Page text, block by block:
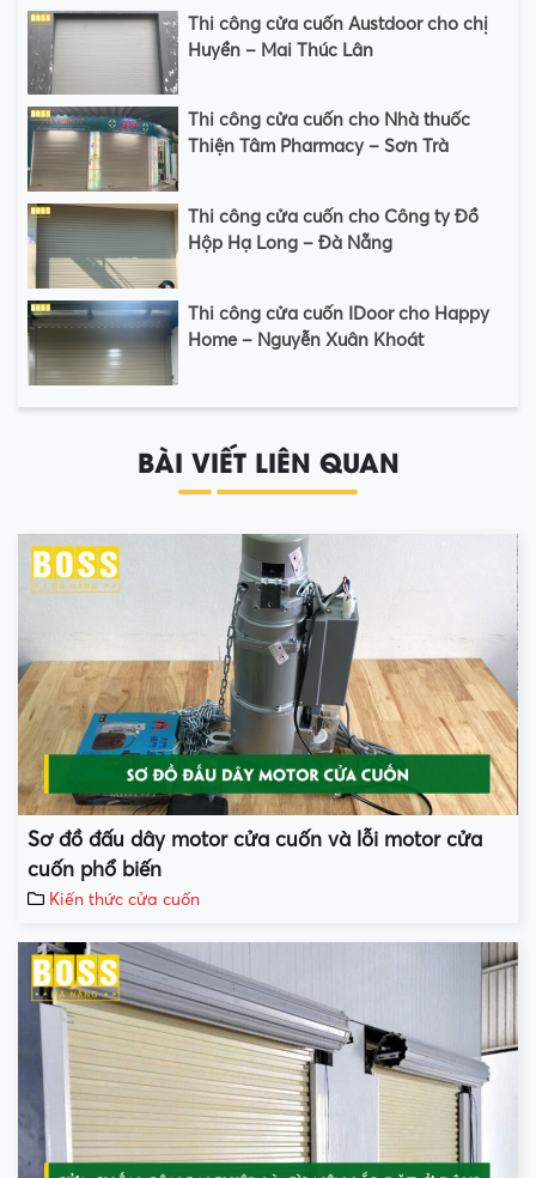
Thi công cửa cuốn Austdoor cho chị
Huyền – Mai Thúc Lân
Thi công cửa cuốn cho Nhà thuốc
Thiện Tâm Pharmacy – Sơn Trà
Thi công cửa cuốn cho Công ty Đồ
Hộp Hạ Long – Đà Nẵng
Thi công cửa cuốn IDoor cho Happy
Home – Nguyễn Xuân Khoát
BÀI VIẾT LIÊN QUAN
Sơ đồ đấu dây motor cửa cuốn và lỗi motor cửa
cuốn phổ biến
Kiến thức cửa cuốn